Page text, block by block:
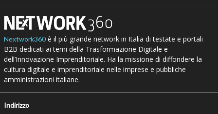
Nextwork360è il più grande network in Italia di testate e portali
B2B dedicati ai temi della Trasformazione Digitale e
dell’Innovazione Imprenditoriale. Ha la missione di diffondere la
cultura digitale e imprenditoriale nelle imprese e pubbliche
amministrazioni italiane.
Indirizzo